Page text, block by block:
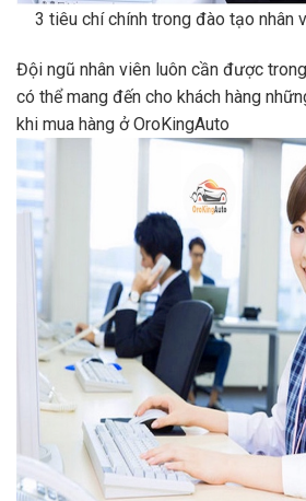
3 tiêu chí chính trong đào tạo nhân
Đội ngũ nhân viên luôn cần được
có thể mang đến cho khách hàng
khi mua hàng ở OroKingAuto